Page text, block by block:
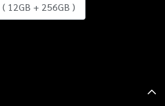
( 12GB + 256GB )